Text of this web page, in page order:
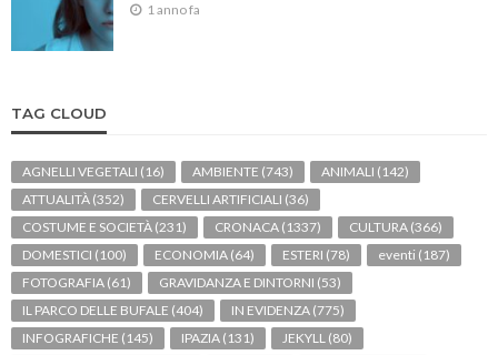
1 anno fa
TAG CLOUD
AGNELLI VEGETALI (16) AMBIENTE (743) ANIMALI (142)
ATTUALITÀ (352) CERVELLI ARTIFICIALI (36)
COSTUME E SOCIETÀ (231) CRONACA (1337) CULTURA (366)
DOMESTICI (100) ECONOMIA (64) ESTERI (78) eventi (187)
FOTOGRAFIA (61) GRAVIDANZA E DINTORNI (53)
IL PARCO DELLE BUFALE (404) IN EVIDENZA (775)
INFOGRAFICHE (145) IPAZIA (131) JEKYLL (80)